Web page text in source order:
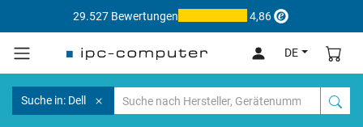
29.527 Bewertungen 4,86
DE
Suche in: Dell